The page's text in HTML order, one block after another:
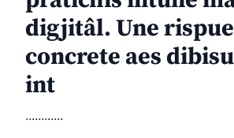
digjitâl. Une
concrete aes
int
............